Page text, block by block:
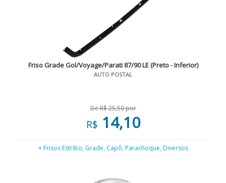
Friso Grade Gol/Voyage/Parati 87/90 LE (Preto - Inferior)
AUTO POSTAL
De R$ 25,50 por
R$ 14,10
+ Frisos Estribo, Grade, Capô, Parachoque, Diversos